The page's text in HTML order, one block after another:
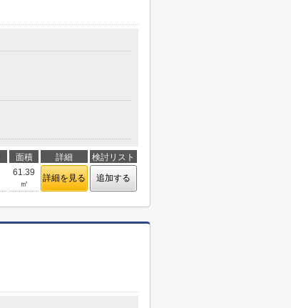
面積 詳細 検討リスト
61.39
㎡
詳細を見る 追加する